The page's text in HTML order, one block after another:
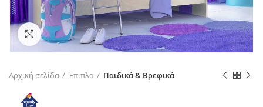
Click to enlarge
Αρχική σελίδα Έπιπλα Παιδικά & Βρεφικά